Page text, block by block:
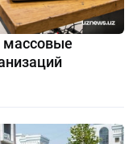
массовые